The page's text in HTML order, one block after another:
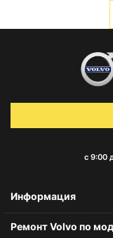
с 9:00
Информация
Ремонт Volvo по